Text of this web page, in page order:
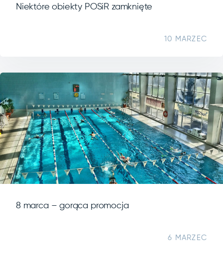
Niektóre obiekty POSiR zamknięte
10 MARZEC
8 marca – gorąca promocja
6 MARZEC